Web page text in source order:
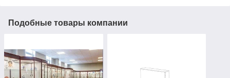
Подобные товары компании